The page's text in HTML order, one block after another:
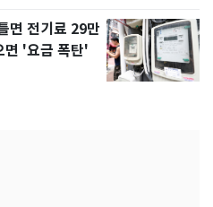
면 전기료 29만
'요금 폭탄'